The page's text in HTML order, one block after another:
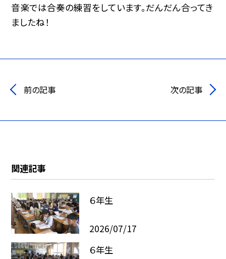
音楽では合奏の練習をしています。だんだん合ってき
ましたね！
前の記事 次の記事
関連記事
６年生
2026/07/17
６年生